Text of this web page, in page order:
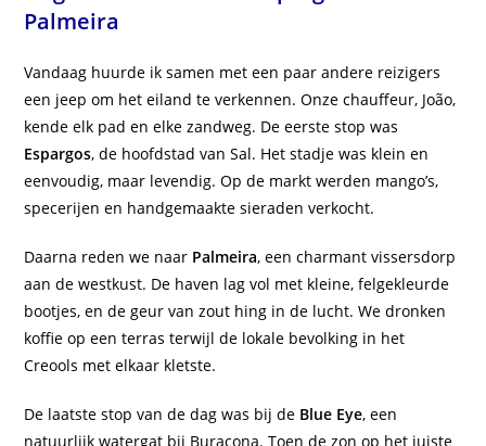
Palmeira
Vandaag huurde ik samen met een paar andere reizigers
een jeep om het eiland te verkennen. Onze chauffeur, João,
kende elk pad en elke zandweg. De eerste stop was
Espargos, de hoofdstad van Sal. Het stadje was klein en
eenvoudig, maar levendig. Op de markt werden mango’s,
specerijen en handgemaakte sieraden verkocht.
Daarna reden we naar Palmeira, een charmant vissersdorp
aan de westkust. De haven lag vol met kleine, felgekleurde
bootjes, en de geur van zout hing in de lucht. We dronken
koffie op een terras terwijl de lokale bevolking in het
Creools met elkaar kletste.
De laatste stop van de dag was bij de Blue Eye, een
natuurlijk watergat bij Buracona. Toen de zon op het juiste